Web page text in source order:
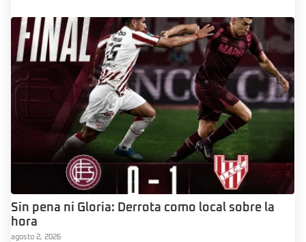
Sin pena ni Gloria: Derrota como local sobre la
hora
agosto 2, 2026